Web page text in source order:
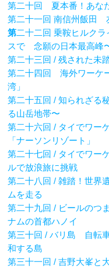
第二十回 夏本番！あな
第二十一回 南信州飯田
第二十二回 乗鞍ヒルク
スで 念願の日本最高峰
第二十三回 / 残された未
第二十四回 海外ワーケ
湾」
第二十五回 / 知られざる
る山岳地帯〜
第二十六回 / タイでワー
「ナーソンリゾート」
第二十七回 / タイでワー
ルで放浪旅に挑戦
第二十八回 / 雑踏！世界
ムを走る
第二十九回 / ビールのつ
ナムの首都ハノイ
第三十回 / バリ島 自転
和する島
第三十一回 / 吉野大峯と